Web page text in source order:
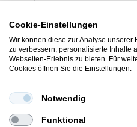
Angeln. Die hohe
Eigenschaften
starkes Geflecht
hohe
Cookie-Einstellungen
Wir können diese zur Analyse unserer
zu verbessern, personalisierte Inhalte
Webseiten-Erlebnis zu bieten. Für
Cookies öffnen Sie die Einstellungen.
Notwendig
Funktional